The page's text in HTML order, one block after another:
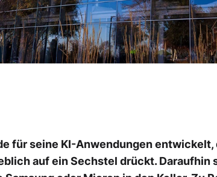
für seine KI-Anwendungen entwickelt,
auf ein Sechstel drückt. Daraufhin